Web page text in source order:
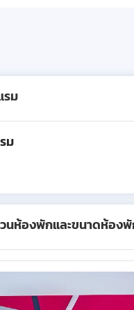
รม
ม
นห้องพักและขนาดห้องพั